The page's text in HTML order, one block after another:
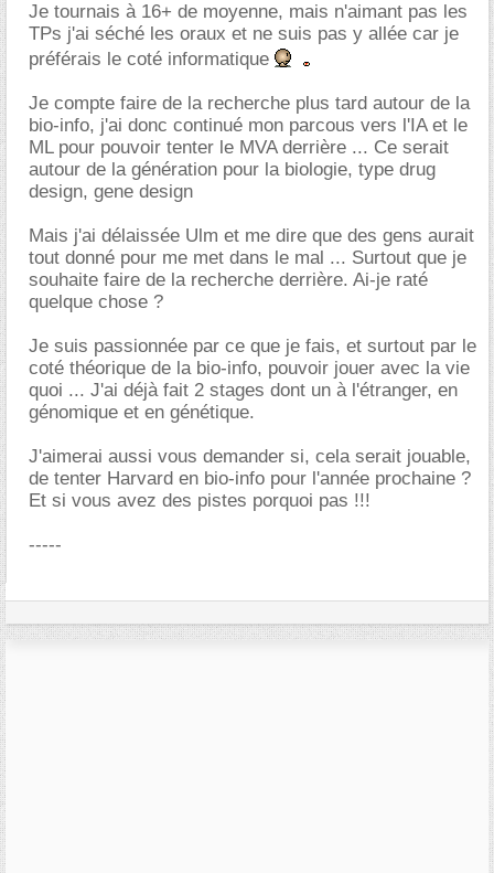
Je tournais à 16+ de moyenne, mais n'aimant pas les
TPs j'ai séché les oraux et ne suis pas y allée car je
préférais le coté informatique
Je compte faire de la recherche plus tard autour de la
bio-info, j'ai donc continué mon parcous vers l'IA et le
ML pour pouvoir tenter le MVA derrière ... Ce serait
autour de la génération pour la biologie, type drug
design, gene design
Mais j'ai délaissée Ulm et me dire que des gens aurait
tout donné pour me met dans le mal ... Surtout que je
souhaite faire de la recherche derrière. Ai-je raté
quelque chose ?
Je suis passionnée par ce que je fais, et surtout par le
coté théorique de la bio-info, pouvoir jouer avec la vie
quoi ... J'ai déjà fait 2 stages dont un à l'étranger, en
génomique et en génétique.
J'aimerai aussi vous demander si, cela serait jouable,
de tenter Harvard en bio-info pour l'année prochaine ?
Et si vous avez des pistes porquoi pas !!!
-----